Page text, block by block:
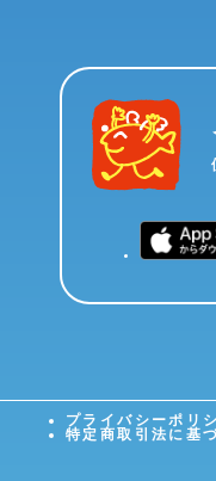
プライバシーポリ
特定商取引法に基